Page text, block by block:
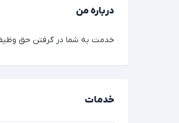
درباره من
خدمت به شما در گرفتن حق
خدمات